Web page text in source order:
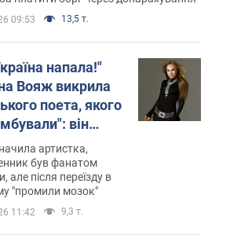
09:53 13,5 т.
напала!"
Вояж викрила
поета, якого
він
російської не
тепер хоче
українців
артистка,
був фанатом
але після переїзду в
"промили мозок"
11:42 9,3 т.